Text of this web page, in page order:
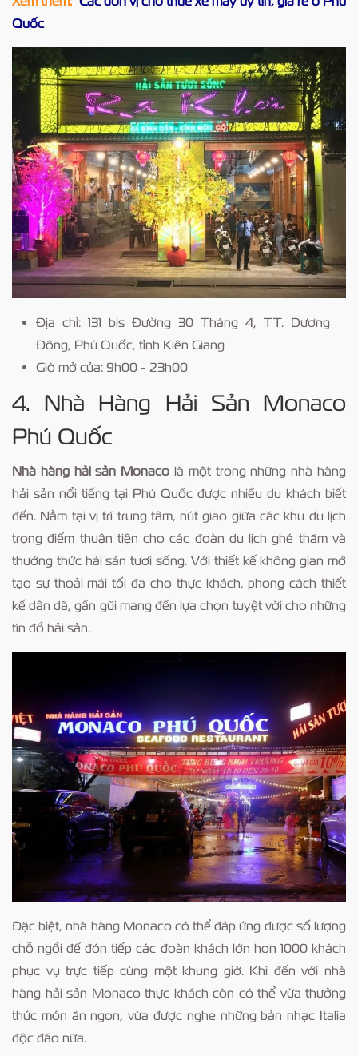
Quốc
Địa chỉ: 131 bis Đường 30 Tháng 4, TT. Dương
Đông, Phú Quốc, tỉnh Kiên Giang
Giờ mở cửa: 9h00 - 23h00
4. Nhà Hàng Hải Sản Monaco
Phú Quốc
Nhà hàng hải sản Monaco là một trong những nhà hàng
hải sản nổi tiếng tại Phú Quốc được nhiều du khách biết
đến. Nằm tại vị trí trung tâm, nút giao giữa các khu du lịch
trọng điểm thuận tiện cho các đoàn du lịch ghé thăm và
thưởng thức hải sản tươi sống. Với thiết kế không gian mở
tạo sự thoải mái tối đa cho thực khách, phong cách thiết
kế dân dã, gần gũi mang đến lựa chọn tuyệt vời cho những
tín đồ hải sản.
Đặc biệt, nhà hàng Monaco có thể đáp ứng được số lượng
chỗ ngồi để đón tiếp các đoàn khách lớn hơn 1000 khách
phục vụ trực tiếp cùng một khung giờ. Khi đến với nhà
hàng hải sản Monaco thực khách còn có thể vừa thưởng
thức món ăn ngon, vừa được nghe những bản nhạc Italia
độc đáo nữa.